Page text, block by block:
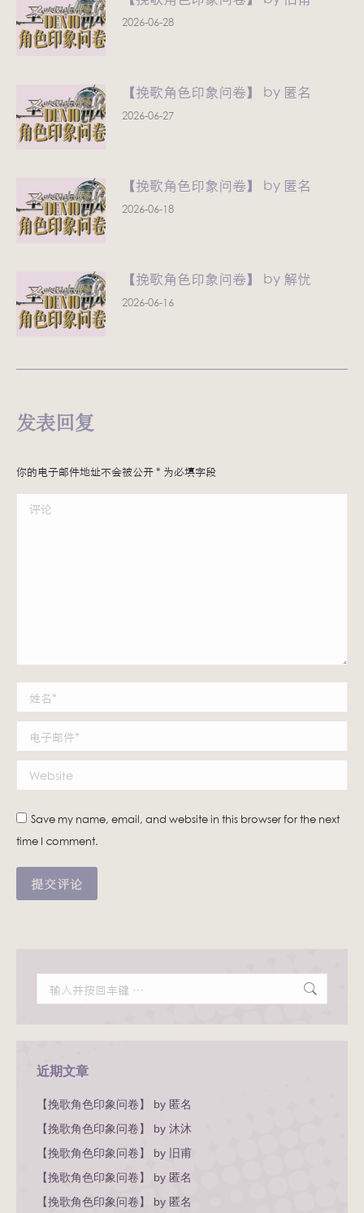
2026-06-28
【挽歌角色印象问卷】 by 匿名
2026-06-27
【挽歌角色印象问卷】 by 匿名
2026-06-18
【挽歌角色印象问卷】 by 解忧
2026-06-16
发表回复
你的电子邮件地址不会被公开* 为必填字段
评论
姓名 *
电子邮件 *
Website
Save my name, email, and website in this browser for the next
time I comment.
提交评论
Search:
近期文章
【挽歌角色印象问卷】 by 匿名
【挽歌角色印象问卷】 by 沐沐
【挽歌角色印象问卷】 by 旧甫
【挽歌角色印象问卷】 by 匿名
【挽歌角色印象问卷】 by 匿名